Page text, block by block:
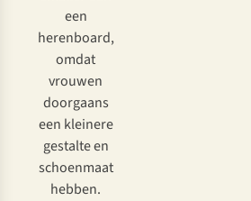
een
herenboard,
omdat
vrouwen
doorgaans
een kleinere
gestalte en
schoenmaat
hebben.